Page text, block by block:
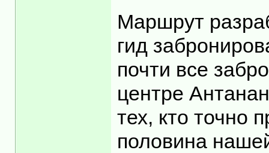
Маршрут
гид
почти все
центре
тех, кто точно
половина